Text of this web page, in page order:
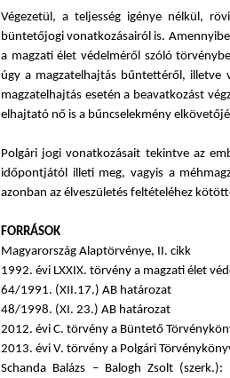
Végezetül, a teljesség igénye nélkül,
büntetőjogi vonatkozásairól is.
a magzati élet védelméről szóló
úgy a magzatelhajtás bűntettéről, illetve
magzatelhajtás esetén a beavatkozást
elhajtató nő is a bűncselekmény
Polgári jogi vonatkozásait tekintve az
időpontjától illeti meg, vagyis a
azonban az élveszületés feltételéhez
FORRÁSOK
Magyarország Alaptörvénye, II. cikk
1992. évi LXXIX. törvény a magzati élet
64/1991. (XII.17.) AB határozat
48/1998. (XI. 23.) AB határozat
2012. évi C. törvény a Büntető
2013. évi V. törvény a Polgári
Schanda Balázs – Balogh Zsolt